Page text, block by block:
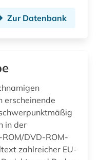
Zur Datenbank
erscheinende
in der
zahlreicher EU-